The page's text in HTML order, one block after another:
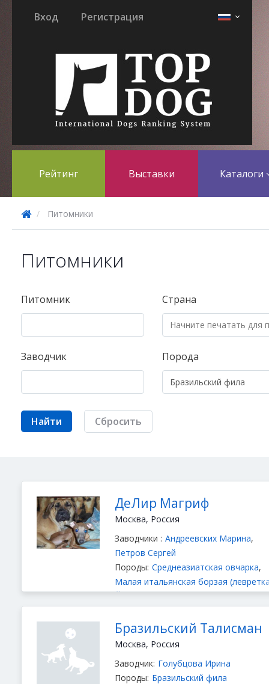
Вход Регистрация
Рейтинг Выставки Каталоги
Питомники
Питомники
Питомник Страна
Заводчик Порода
Найти Сбросить
ДеЛир Магриф
Москва, Россия
Заводчики : Андреевских Марина,
Петров Сергей
Породы: Среднеазиатская овчарка,
Малая итальянская борзая
фила,Американский
терьер
Бразильский Талисман
Москва, Россия
Заводчик: Голубцова Ирина
Породы: Бразильский фила